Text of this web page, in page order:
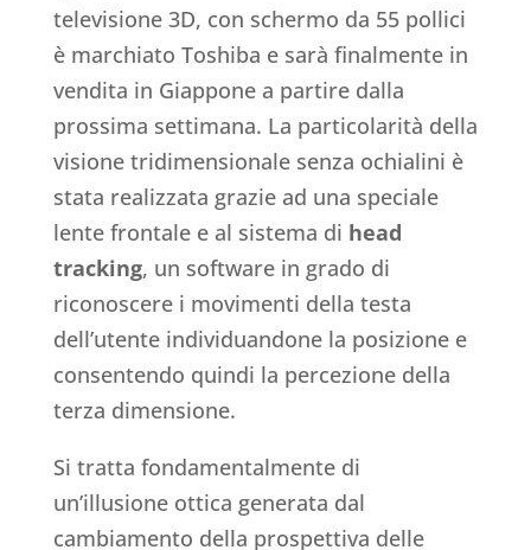
televisione 3D, con schermo da 55 pollici
è marchiato Toshiba e sarà finalmente in
vendita in Giappone a partire dalla
prossima settimana. La particolarità della
visione tridimensionale senza ochialini è
stata realizzata grazie ad una speciale
lente frontale e al sistema di head
tracking, un software in grado di
riconoscere i movimenti della testa
dell’utente individuandone la posizione e
consentendo quindi la percezione della
terza dimensione.
Si tratta fondamentalmente di
un’illusione ottica generata dal
cambiamento della prospettiva delle